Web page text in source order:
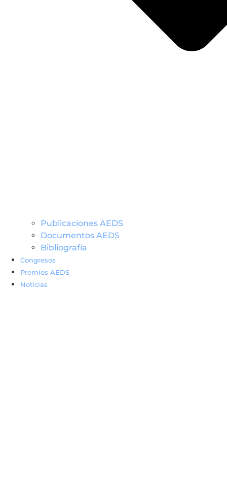
Publicaciones AEDS
Documentos AEDS
Bibliografía
Congresos
Premios AEDS
Noticias